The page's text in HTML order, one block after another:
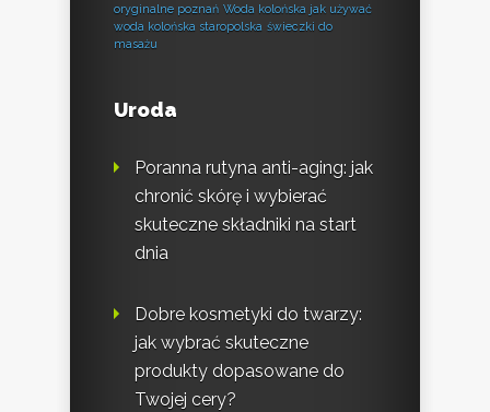
oryginalne poznań Woda kolońska jak używać
woda kolońska staropolska świeczki do
masażu
Uroda
Poranna rutyna anti-aging: jak
chronić skórę i wybierać
skuteczne składniki na start
dnia
Dobre kosmetyki do twarzy:
jak wybrać skuteczne
produkty dopasowane do
Twojej cery?